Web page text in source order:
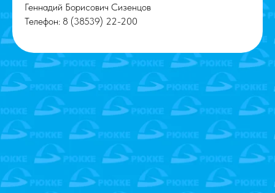
Геннадий Борисович Сизенцов
Телефон: 8 (38539) 22-200